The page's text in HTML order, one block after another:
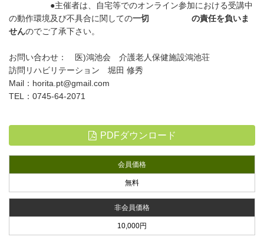
●主催者は、自宅等でのオンライン参加における受講中
の動作環境及び不具合に関しての一切 の責任を負いま
せんのでご了承下さい。
お問い合わせ： 医)鴻池会 介護老人保健施設鴻池荘
訪問リハビリテーション 堀田 修秀
Mail：horita.pt@gmail.com
TEL：0745-64-2071
PDFダウンロード
会員価格
無料
非会員価格
10,000円